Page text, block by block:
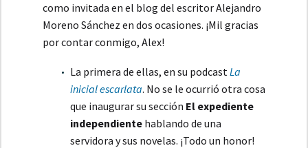
como invitada en el blog del escritor Alejandro
Moreno Sánchez en dos ocasiones. ¡Mil gracias
por contar conmigo, Alex!
La primera de ellas, en su podcast La
inicial escarlata. No se le ocurrió otra cosa
que inaugurar su sección El expediente
independiente hablando de una
servidora y sus novelas. ¡Todo un honor!